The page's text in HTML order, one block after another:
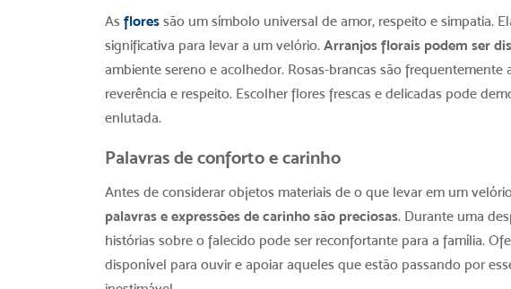
As flores são um símbolo universal de amor, respeito e simpatia.
significativa para levar a um velório. Arranjos florais podem ser
ambiente sereno e acolhedor. Rosas-brancas são frequentemente
reverência e respeito. Escolher flores frescas e delicadas pode
enlutada.
Palavras de conforto e carinho
Antes de considerar objetos materiais de o que levar em um
palavras e expressões de carinho são preciosas. Durante uma
histórias sobre o falecido pode ser reconfortante para a família.
disponível para ouvir e apoiar aqueles que estão passando por